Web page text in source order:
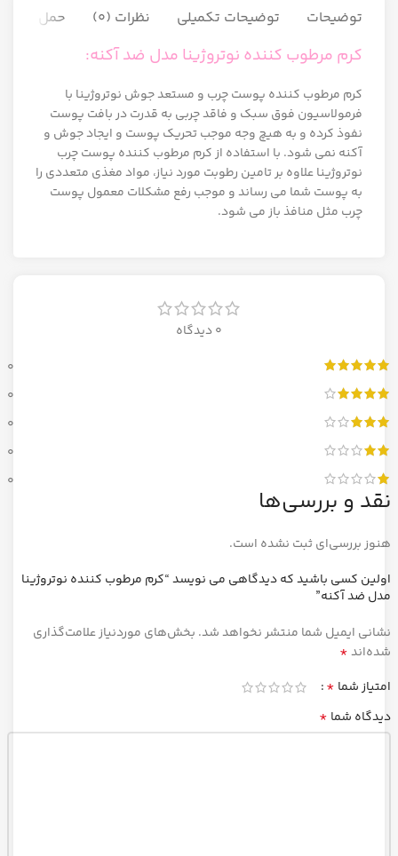
توضیحات توضیحات تکمیلی نظرات (0) حمل و نقل
کرم مرطوب کننده نوتروژینا مدل ضد آکنه:
کرم مرطوب کننده پوست چرب و مستعد جوش نوتروژینا با
فرمولاسیون فوق سبک و فاقد چربی به قدرت در بافت پوست
نفوذ کرده و به هیچ وجه موجب تحریک پوست و ایجاد جوش و
آکنه نمی شود. با استفاده از کرم مرطوب کننده پوست چرب
نوتروژینا علاوه بر تامین رطوبت مورد نیاز، مواد مغذی متعددی را
به پوست شما می رساند و موجب رفع مشکلات معمول پوست
چرب مثل منافذ باز می شود.
0 دیدگاه
0
0
0
0
0
نقد و بررسی‌ها
هنوز بررسی‌ای ثبت نشده است.
اولین کسی باشید که دیدگاهی می نویسد “کرم مرطوب کننده نوتروژینا
مدل ضد آکنه”
نشانی ایمیل شما منتشر نخواهد شد. بخش‌های موردنیاز علامت‌گذاری
شده‌اند*
امتیاز شما *
دیدگاه شما *